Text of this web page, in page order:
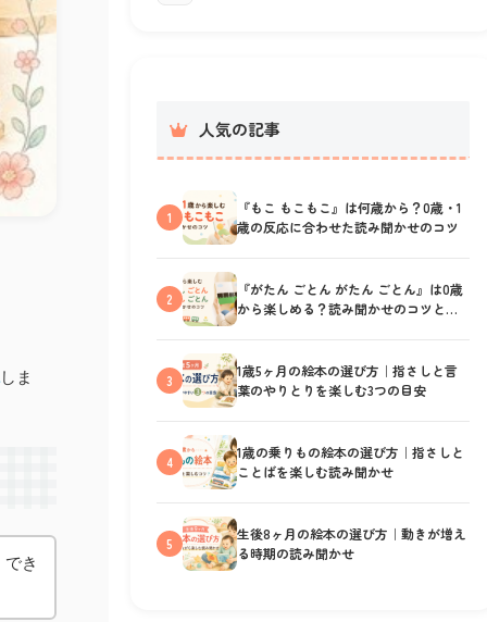
しま
き
人気の記事
1
『もこ もこもこ』は何歳から？0歳・1
歳の反応に合わせた読み聞かせのコツ
2
『がたん ごとん がたん ごとん』は0歳
から楽しめる？読み聞かせのコツと反
3
1歳5ヶ月の絵本の選び方｜指さしと言
葉のやりとりを楽しむ3つの目安
4
1歳の乗りもの絵本の選び方｜指さしと
ことばを楽しむ読み聞かせ
5
生後8ヶ月の絵本の選び方｜動きが増え
る時期の読み聞かせ